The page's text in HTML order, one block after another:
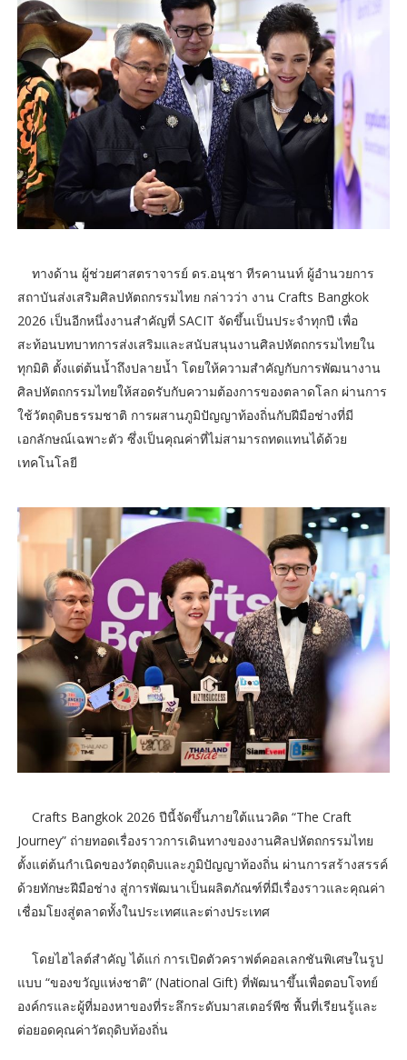
ทางด้าน ผู้ช่วยศาสตราจารย์ ดร.อนุชา ทีรคานนท์ ผู้อำนวยการ
สถาบันส่งเสริมศิลปหัตถกรรมไทย กล่าวว่า งาน Crafts Bangkok
2026 เป็นอีกหนึ่งงานสำคัญที่ SACIT จัดขึ้นเป็นประจำทุกปี เพื่อ
สะท้อนบทบาทการส่งเสริมและสนับสนุนงานศิลปหัตถกรรมไทยใน
ทุกมิติ ตั้งแต่ต้นน้ำถึงปลายน้ำ โดยให้ความสำคัญกับการพัฒนางาน
ศิลปหัตถกรรมไทยให้สอดรับกับความต้องการของตลาดโลก ผ่านการ
ใช้วัตถุดิบธรรมชาติ การผสานภูมิปัญญาท้องถิ่นกับฝีมือช่างที่มี
เอกลักษณ์เฉพาะตัว ซึ่งเป็นคุณค่าที่ไม่สามารถทดแทนได้ด้วย
เทคโนโลยี
Crafts Bangkok 2026 ปีนี้จัดขึ้นภายใต้แนวคิด “The Craft
Journey” ถ่ายทอดเรื่องราวการเดินทางของงานศิลปหัตถกรรมไทย
ตั้งแต่ต้นกำเนิดของวัตถุดิบและภูมิปัญญาท้องถิ่น ผ่านการสร้างสรรค์
ด้วยทักษะฝีมือช่าง สู่การพัฒนาเป็นผลิตภัณฑ์ที่มีเรื่องราวและคุณค่า
เชื่อมโยงสู่ตลาดทั้งในประเทศและต่างประเทศ
โดยไฮไลต์สำคัญ ได้แก่ การเปิดตัวคราฟต์คอลเลกชันพิเศษในรูป
แบบ “ของขวัญแห่งชาติ” (National Gift) ที่พัฒนาขึ้นเพื่อตอบโจทย์
องค์กรและผู้ที่มองหาของที่ระลึกระดับมาสเตอร์พีซ พื้นที่เรียนรู้และ
ต่อยอดคุณค่าวัตถุดิบท้องถิ่น